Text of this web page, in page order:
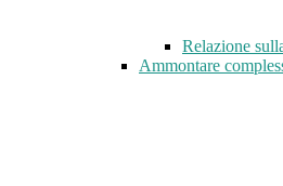
Relazione
Ammontare